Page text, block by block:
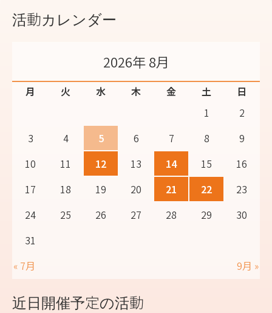
活動カレンダー
2026年 8月
月 火 水 木 金 土
日
1
2
3
4 5 6 7 8
9
10
11 12 13 14 15
16
17
18 19 20 21 22
23
24
25 26 27 28 29
30
31
« 7月
9月 »
近日開催予定の活動